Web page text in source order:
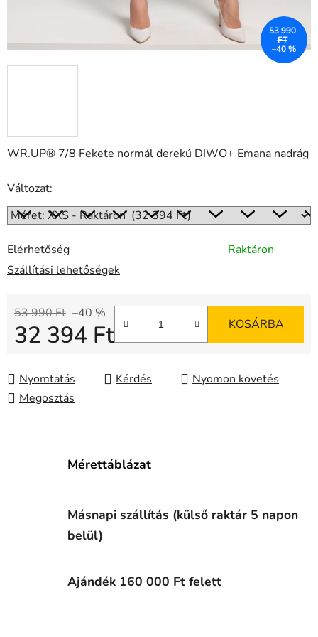
WR.UP® 7/8 Fekete normál derekú DIWO+ Emana nadrág
Változat:
Elérhetőség
Raktáron
Szállítási lehetőségek
53 990 Ft –40 %
32 394 Ft KOSÁRBA
Nyomtatás Kérdés
Nyomon követés
Megosztás
53 990
FT
–40 %
Mérettáblázat
Másnapi szállítás (külső raktár 5 napon
belül)
Ajándék 160 000 Ft felett